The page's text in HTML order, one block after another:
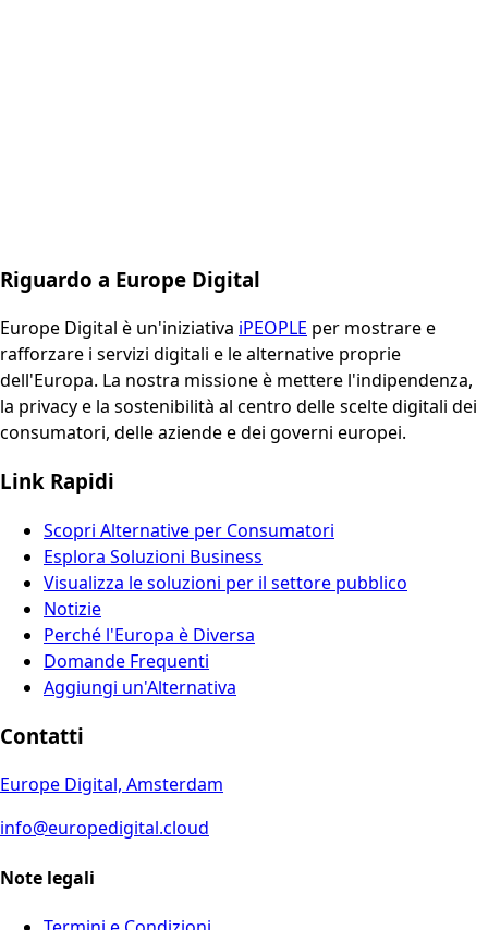
Riguardo a Europe Digital
Europe Digital è un'iniziativa iPEOPLE per mostrare e
rafforzare i servizi digitali e le alternative proprie
dell'Europa. La nostra missione è mettere l'indipendenza,
la privacy e la sostenibilità al centro delle scelte digitali dei
consumatori, delle aziende e dei governi europei.
Link Rapidi
Scopri Alternative per Consumatori
Esplora Soluzioni Business
Visualizza le soluzioni per il settore pubblico
Notizie
Perché l'Europa è Diversa
Domande Frequenti
Aggiungi un'Alternativa
Contatti
Europe Digital, Amsterdam
info@europedigital.cloud
Note legali